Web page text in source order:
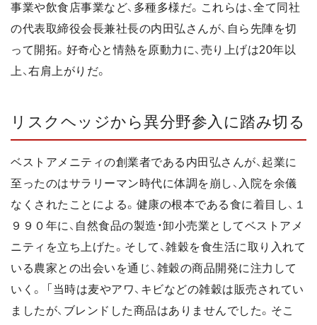
事業や飲食店事業など、多種多様だ。これらは、全て同社
の代表取締役会長兼社長の内田弘さんが、自ら先陣を切
って開拓。好奇心と情熱を原動力に、売り上げは20年以
上、右肩上がりだ。
リスクヘッジから異分野参入に踏み切る
ベストアメニティの創業者である内田弘さんが、起業に
至ったのはサラリーマン時代に体調を崩し、入院を余儀
なくされたことによる。健康の根本である食に着目し、１
９９０年に、自然食品の製造・卸小売業としてベストアメ
ニティを立ち上げた。そして、雑穀を食生活に取り入れて
いる農家との出会いを通じ、雑穀の商品開発に注力して
いく。 「当時は麦やアワ、キビなどの雑穀は販売されてい
ましたが、ブレンドした商品はありませんでした。そこ